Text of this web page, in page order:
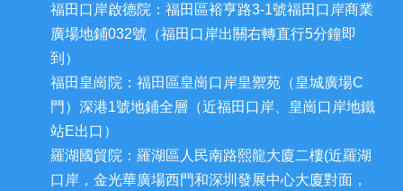
福田口岸啟德院：福田區裕亨路3-1號福田口岸商業
廣場地鋪032號（福田口岸出關右轉直行5分鐘即
到）
福田皇崗院：福田區皇崗口岸皇禦苑（皇城廣場C
門）深港1號地鋪全層（近福田口岸、皇崗口岸地鐵
站E出口）
羅湖國貿院：羅湖區人民南路熙龍大廈二樓(近羅湖
口岸，金光華廣場西門和深圳發展中心大廈對面，